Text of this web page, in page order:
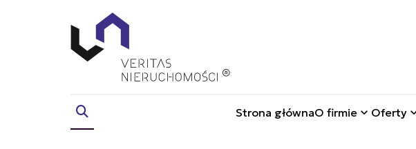
Strona głównaO firmie Oferty